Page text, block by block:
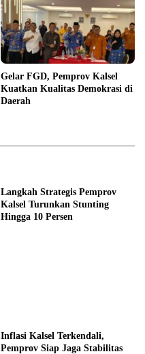
Gelar FGD, Pemprov Kalsel
Kuatkan Kualitas Demokrasi di
Daerah
Langkah Strategis Pemprov
Kalsel Turunkan Stunting
Hingga 10 Persen
Inflasi Kalsel Terkendali,
Pemprov Siap Jaga Stabilitas